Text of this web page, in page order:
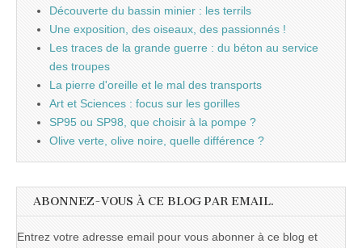
Découverte du bassin minier : les terrils
Une exposition, des oiseaux, des passionnés !
Les traces de la grande guerre : du béton au service
des troupes
La pierre d'oreille et le mal des transports
Art et Sciences : focus sur les gorilles
SP95 ou SP98, que choisir à la pompe ?
Olive verte, olive noire, quelle différence ?
ABONNEZ-VOUS À CE BLOG PAR EMAIL.
Entrez votre adresse email pour vous abonner à ce blog et